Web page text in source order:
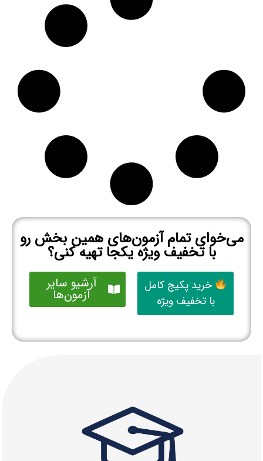
می‌خوای تمام آزمون‌های همین بخش رو
با تخفیف ویژه یکجا تهیه کنی؟
خرید پکیج کامل
با تخفیف ویژه
آرشیو سایر
آزمون‌ها